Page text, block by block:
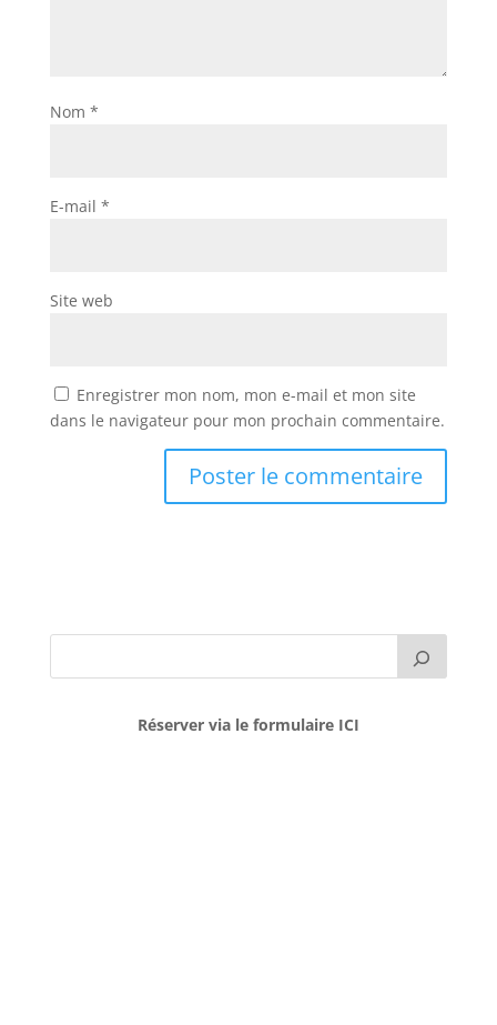
Nom *
E-mail *
Site web
Enregistrer mon nom, mon e-mail et mon site
dans le navigateur pour mon prochain commentaire.
Réserver via le formulaire ICI